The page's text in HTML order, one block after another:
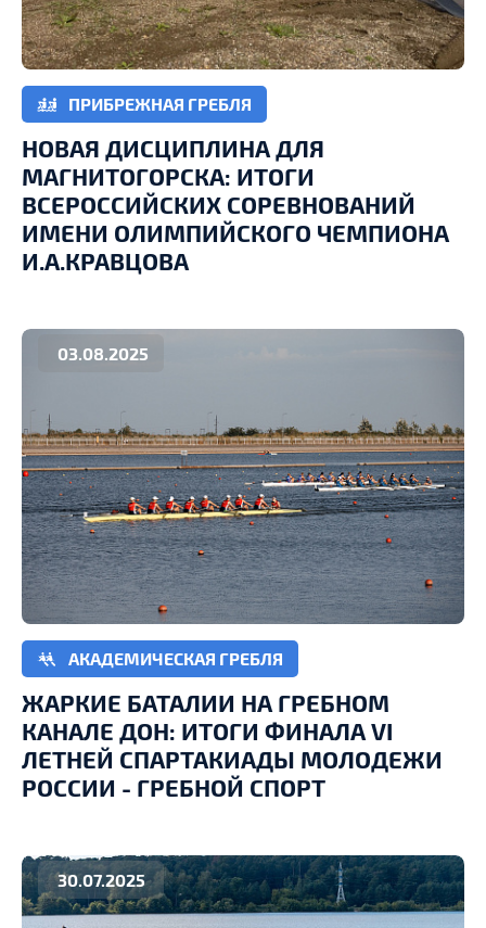
ПРИБРЕЖНАЯ ГРЕБЛЯ
НОВАЯ ДИСЦИПЛИНА ДЛЯ
МАГНИТОГОРСКА: ИТОГИ
ВСЕРОССИЙСКИХ СОРЕВНОВАНИЙ
ИМЕНИ ОЛИМПИЙСКОГО ЧЕМПИОНА
И.А.КРАВЦОВА
03.08.2025
АКАДЕМИЧЕСКАЯ ГРЕБЛЯ
ЖАРКИЕ БАТАЛИИ НА ГРЕБНОМ
КАНАЛЕ ДОН: ИТОГИ ФИНАЛА VI
ЛЕТНЕЙ СПАРТАКИАДЫ МОЛОДЕЖИ
РОССИИ - ГРЕБНОЙ СПОРТ
30.07.2025